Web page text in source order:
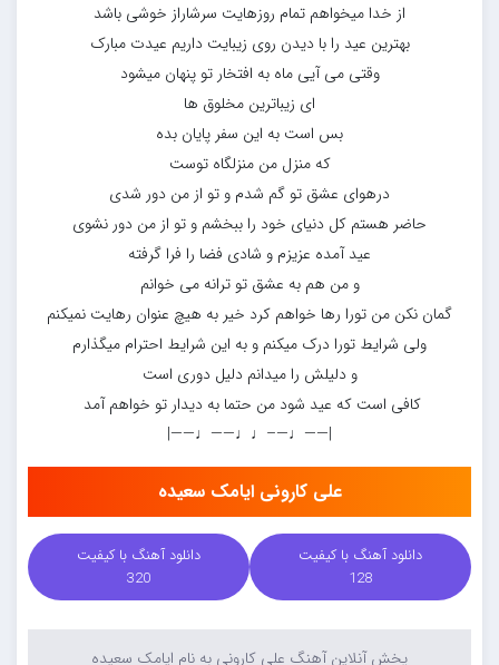
از خدا میخواهم تمام روزهایت سرشاراز خوشی باشد
بهترین عید را با دیدن روی زیبایت داریم عیدت مبارک
وقتی می آیی ماه به افتخار تو پنهان میشود
ای زیباترین مخلوق ها
بس است به این سفر پایان بده
که منزل من منزلگاه توست
درهوای عشق تو گم شدم و تو از من دور شدی
حاضر هستم کل دنیای خود را ببخشم و تو از من دور نشوی
عید آمده عزیزم و شادی فضا را فرا گرفته
و من هم به عشق تو ترانه می خوانم
گمان نکن من تورا رها خواهم کرد خیر به هیچ عنوان رهایت نمیکنم
ولی شرایط تورا درک میکنم و به این شرایط احترام میگذارم
و دلیلش را میدانم دلیل دوری است
کافی است که عید شود من حتما به دیدار تو خواهم آمد
|——♩—–♩♩——♩——|
علی کارونی ایامک سعیده
دانلود آهنگ با کیفیت
128
دانلود آهنگ با کیفیت
320
پخش آنلاین آهنگ علی کارونی به نام ایامک سعیده